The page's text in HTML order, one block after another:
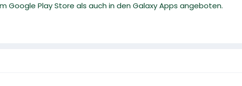
Google Play Store als auch in den Galaxy Apps angeboten.